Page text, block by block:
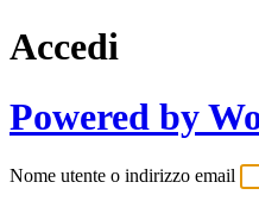
Accedi
Powered by
Nome utente o indirizzo email